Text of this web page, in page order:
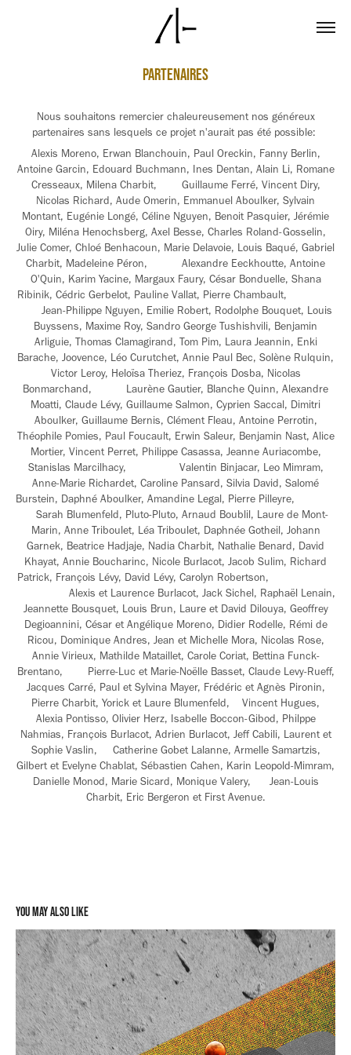
Partenaires
Nous souhaitons remercier chaleureusement nos généreux
partenaires sans lesquels ce projet n'aurait pas été possible:
Alexis Moreno, Erwan Blanchouin, Paul Oreckin, Fanny Berlin,
Antoine Garcin, Edouard Buchmann, Ines Dentan, Alain Li, Romane
Cresseaux, Milena Charbit, Guillaume Ferré, Vincent Diry,
Nicolas Richard, Aude Omerin, Emmanuel Aboulker, Sylvain
Montant, Eugénie Longé, Céline Nguyen, Benoit Pasquier, Jérémie
Oiry, Miléna Henochsberg, Axel Besse, Charles Roland-Gosselin,
Julie Comer, Chloé Benhacoun, Marie Delavoie, Louis Baqué, Gabriel
Charbit, Madeleine Péron, Alexandre Eeckhoutte, Antoine
O'Quin, Karim Yacine, Margaux Faury, César Bonduelle, Shana
Ribinik, Cédric Gerbelot, Pauline Vallat, Pierre Chambault,
Jean-Philippe Nguyen, Emilie Robert, Rodolphe Bouquet, Louis
Buyssens, Maxime Roy, Sandro George Tushishvili, Benjamin
Arliguie, Thomas Clamagirand, Tom Pim, Laura Jeannin, Enki
Barache, Joovence, Léo Curutchet, Annie Paul Bec, Solène Rulquin,
Victor Leroy, Heloïsa Theriez, François Dosba, Nicolas
Bonmarchand, Laurène Gautier, Blanche Quinn, Alexandre
Moatti, Claude Lévy, Guillaume Salmon, Cyprien Saccal, Dimitri
Aboulker, Guillaume Bernis, Clément Fleau, Antoine Perrotin,
Théophile Pomies, Paul Foucault, Erwin Saleur, Benjamin Nast, Alice
Mortier, Vincent Perret, Philippe Casassa, Jeanne Auriacombe,
Stanislas Marcilhacy, Valentin Binjacar, Leo Mimram,
Anne-Marie Richardet, Caroline Pansard, Silvia David, Salomé
Burstein, Daphné Aboulker, Amandine Legal, Pierre Pilleyre,
Sarah Blumenfeld, Pluto-Pluto, Arnaud Boublil, Laure de Mont-
Marin, Anne Triboulet, Léa Triboulet, Daphnée Gotheil, Johann
Garnek, Beatrice Hadjaje, Nadia Charbit, Nathalie Benard, David
Khayat, Annie Boucharinc, Nicole Burlacot, Jacob Sulim, Richard
Patrick, François Lévy, David Lévy, Carolyn Robertson,
Alexis et Laurence Burlacot, Jack Sichel, Raphaël Lenain,
Jeannette Bousquet, Louis Brun, Laure et David Dilouya, Geoffrey
Degioannini, César et Angélique Moreno, Didier Rodelle, Rémi de
Ricou, Dominique Andres, Jean et Michelle Mora, Nicolas Rose,
Annie Virieux, Mathilde Mataillet, Carole Coriat, Bettina Funck-
Brentano, Pierre-Luc et Marie-Noëlle Basset, Claude Levy-Rueff,
Jacques Carré, Paul et Sylvina Mayer, Frédéric et Agnès Pironin,
Pierre Charbit, Yorick et Laure Blumenfeld, Vincent Hugues,
Alexia Pontisso, Olivier Herz, Isabelle Boccon-Gibod, Philppe
Nahmias, François Burlacot, Adrien Burlacot, Jeff Cabili, Laurent et
Sophie Vaslin, Catherine Gobet Lalanne, Armelle Samartzis,
Gilbert et Evelyne Chablat, Sébastien Cahen, Karin Leopold-Mimram,
Danielle Monod, Marie Sicard, Monique Valery, Jean-Louis
Charbit, Eric Bergeron et First Avenue.
You may also like